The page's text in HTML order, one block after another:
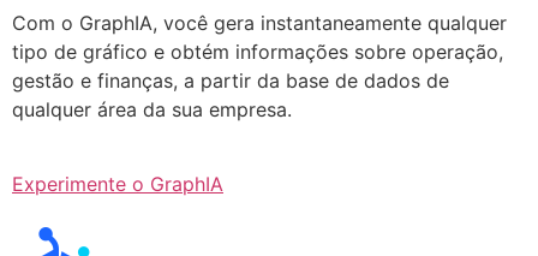
Com o GraphIA, você gera instantaneamente qualquer
tipo de gráfico e obtém informações sobre operação,
gestão e finanças, a partir da base de dados de
qualquer área da sua empresa.
Experimente o GraphIA